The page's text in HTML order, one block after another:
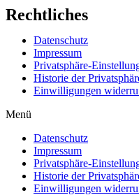
Rechtliches
Datenschutz
Impressum
Privatsphäre-
Historie der
Einwilligungen
Menü
Datenschutz
Impressum
Privatsphäre-
Historie der
Einwilligungen